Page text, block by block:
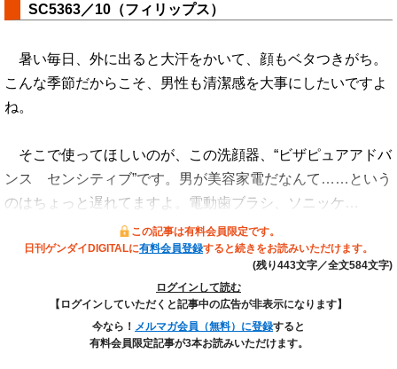
SC5363／10（フィリップス）
暑い毎日、外に出ると大汗をかいて、顔もベタつきがち。
こんな季節だからこそ、男性も清潔感を大事にしたいですよ
ね。
そこで使ってほしいのが、この洗顔器、“ビザピュアアドバ
ンス センシティブ”です。男が美容家電だなんて……という
のはちょっと遅れてますよ。電動歯ブラシ、ソニッケ…
この記事は有料会員限定です。
日刊ゲンダイDIGITALに有料会員登録すると続きをお読みいただけます。
(残り443文字／全文584文字)
ログインして読む
【ログインしていただくと記事中の広告が非表示になります】
今なら！ メルマガ会員（無料）に登録すると
有料会員限定記事が3本お読みいただけます。